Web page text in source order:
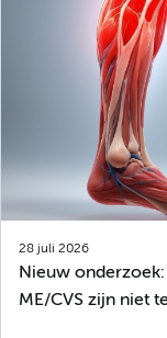
28 juli 2026
Nieuw
ME/CVS zijn niet